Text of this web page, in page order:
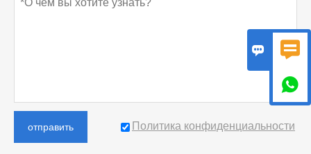
отправить Политика конфиденциальности
 
